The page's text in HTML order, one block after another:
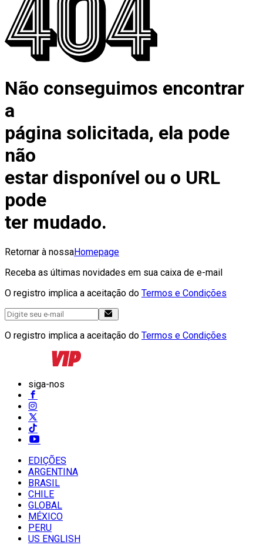
Não conseguimos encontrar
a
página solicitada, ela pode
não
estar disponível ou o URL
pode
ter mudado.
Retornar à nossaHomepage
Receba as últimas novidades em sua caixa de e-mail
O registro implica a aceitação do Termos e Condições
O registro implica a aceitação do Termos e Condições
siga-nos
EDIÇÕES
ARGENTINA
BRASIL
CHILE
GLOBAL
MÉXICO
PERU
US ENGLISH